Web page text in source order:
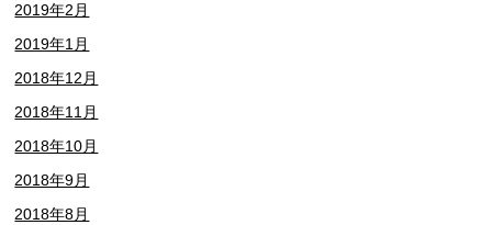
2019年2月
2019年1月
2018年12月
2018年11月
2018年10月
2018年9月
2018年8月